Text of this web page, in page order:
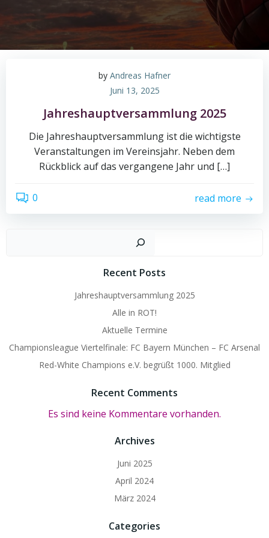
by Andreas Hafner
Juni 13, 2025
Jahreshauptversammlung 2025
Die Jahreshauptversammlung ist die wichtigste
Veranstaltungen im Vereinsjahr. Neben dem
Rückblick auf das vergangene Jahr und […]
0 read more
Suchen
Recent Posts
Jahreshauptversammlung 2025
Alle in ROT!
Aktuelle Termine
Championsleague Viertelfinale: FC Bayern München – FC Arsenal
Red-White Champions e.V. begrüßt 1000. Mitglied
Recent Comments
Es sind keine Kommentare vorhanden.
Archives
Juni 2025
April 2024
März 2024
Categories